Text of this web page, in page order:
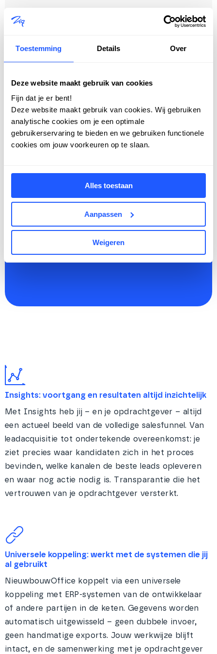
Toestemming Details Over
Deze website maakt gebruik van cookies
Fijn dat je er bent!
Deze website maakt gebruik van cookies. Wij gebruiken
analytische cookies om je een optimale
gebruikerservaring te bieden en we gebruiken functionele
cookies om jouw voorkeuren op te slaan.
Alles toestaan
Aanpassen
Weigeren
Insights: voortgang en resultaten altijd inzichtelijk
Met Insights heb jij – en je opdrachtgever – altijd
een actueel beeld van de volledige salesfunnel. Van
leadacquisitie tot ondertekende overeenkomst: je
ziet precies waar kandidaten zich in het proces
bevinden, welke kanalen de beste leads opleveren
en waar nog actie nodig is. Transparantie die het
vertrouwen van je opdrachtgever versterkt.
Universele koppeling: werkt met de systemen die jij
al gebruikt
NieuwbouwOffice koppelt via een universele
koppeling met ERP-systemen van de ontwikkelaar
of andere partijen in de keten. Gegevens worden
automatisch uitgewisseld – geen dubbele invoer,
geen handmatige exports. Jouw werkwijze blijft
intact, en de samenwerking met je opdrachtgever